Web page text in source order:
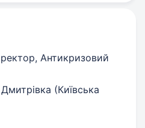
Антикризовий
Дмитрівка (Київська